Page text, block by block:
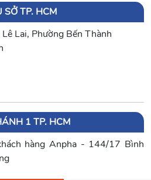
SỞ TP. HCM
Lai, Phường Bến Thành
1 TP. HCM
hàng Anpha - 144/17 Bình